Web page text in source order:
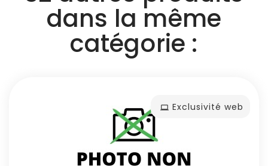
dans la même
catégorie :
Exclusivité web